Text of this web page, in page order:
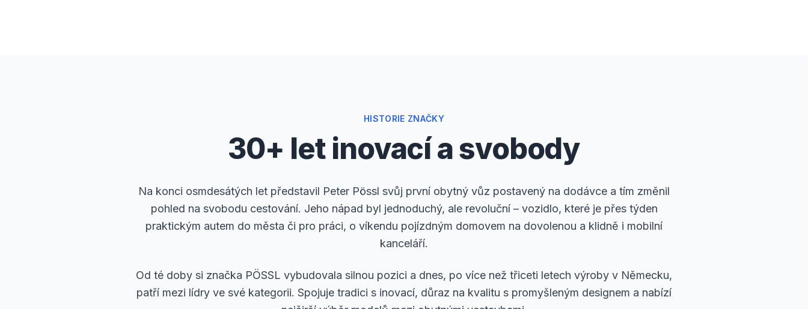
HISTORIE ZNAČKY
30+ let inovací a svobody
Na konci osmdesátých let představil Peter Pössl svůj první obytný vůz postavený na dodávce a tím změnil
pohled na svobodu cestování. Jeho nápad byl jednoduchý, ale revoluční – vozidlo, které je přes týden
praktickým autem do města či pro práci, o víkendu pojízdným domovem na dovolenou a klidně i mobilní
kanceláří.
Od té doby si značka PÖSSL vybudovala silnou pozici a dnes, po více než třiceti letech výroby v Německu,
patří mezi lídry ve své kategorii. Spojuje tradici s inovací, důraz na kvalitu s promyšleným designem a nabízí